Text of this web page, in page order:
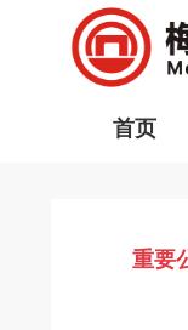
首页
重要